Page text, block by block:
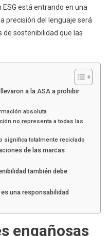
está entrando en una
precisión del lenguaje será
sostenibilidad que las
a la ASA a prohibir
absoluta
no representa a todas las
significa totalmente reciclado
de las marcas
también debe
una responsabilidad
engañosas